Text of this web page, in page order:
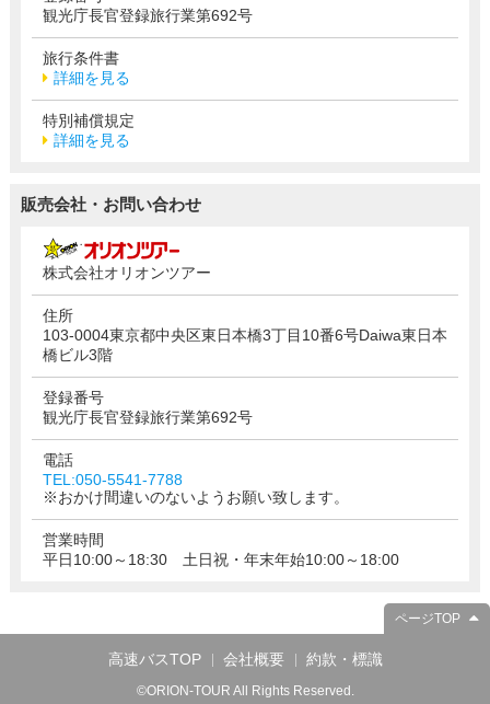
観光庁長官登録旅行業第692号
旅行条件書
詳細を見る
特別補償規定
詳細を見る
販売会社・お問い合わせ
株式会社オリオンツアー
住所
103-0004東京都中央区東日本橋3丁目10番6号Daiwa東日本
橋ビル3階
登録番号
観光庁長官登録旅行業第692号
電話
TEL:050-5541-7788
※おかけ間違いのないようお願い致します。
営業時間
平日10:00～18:30 土日祝・年末年始10:00～18:00
ページTOP
高速バスTOP 会社概要 約款・標識
©ORION-TOUR All Rights Reserved.